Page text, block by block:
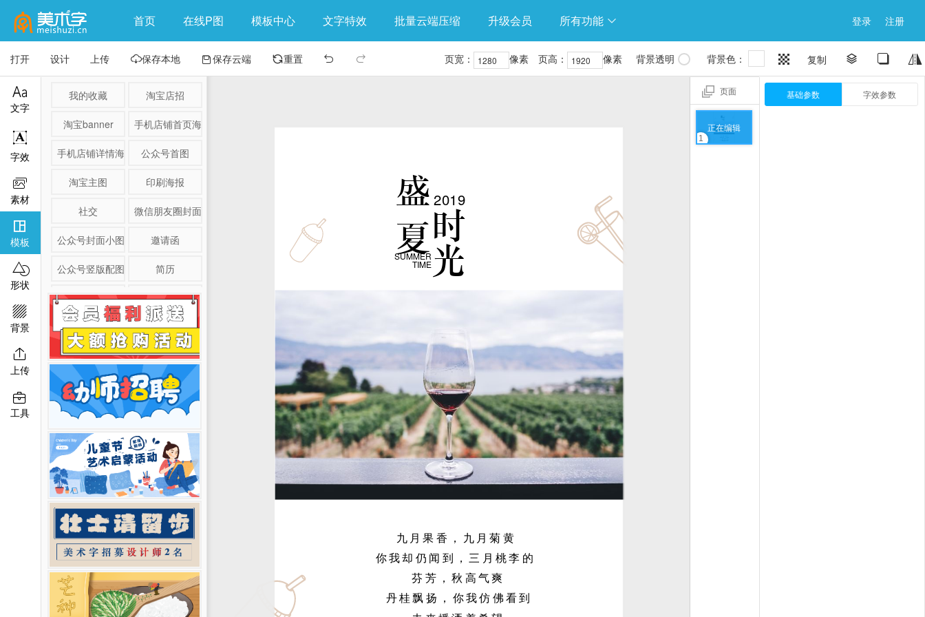
首页 在线P图 模板中心 文字特效 批量云端压缩 升级会员 所有功能  登录 注册
打开 设计 上传 保存本地 保存云端 重置   页宽： 像素 页高： 像素 背景透明 背景色：  复制   

文字

字效

素材

模板

形状

背景

上传

工具
我的收藏 淘宝店招
淘宝banner 手机店铺首页海报
手机店铺详情海报 公众号首图
淘宝主图 印刷海报
社交 微信朋友圈封面
公众号封面小图 邀请函
公众号竖版配图 简历
淘宝详情页 产品展示图
移动端淘宝banner二维码模板图片
页面
正在编辑
1
基础参数 字效参数